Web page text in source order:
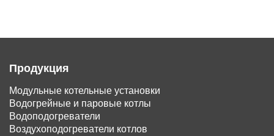
Продукция
Модульные котельные установки
Водогрейные и паровые котлы
Водоподогреватели
Воздухоподогреватели котлов